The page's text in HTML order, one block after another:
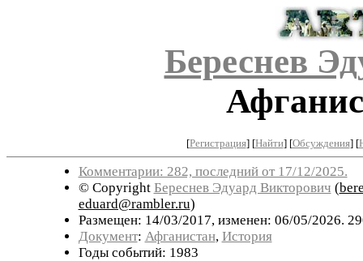
Береснев
[Регистрация] [Найти] [Обсуждения] [
Комментарии: 282, последний от 17/12/2025.
© Copyright Береснев Эдуард Викторович (
eduard@rambler.ru)
Размещен: 14/03/2017, изменен: 06/05/2026.
Документ: Афганистан, История
Годы событий: 1983